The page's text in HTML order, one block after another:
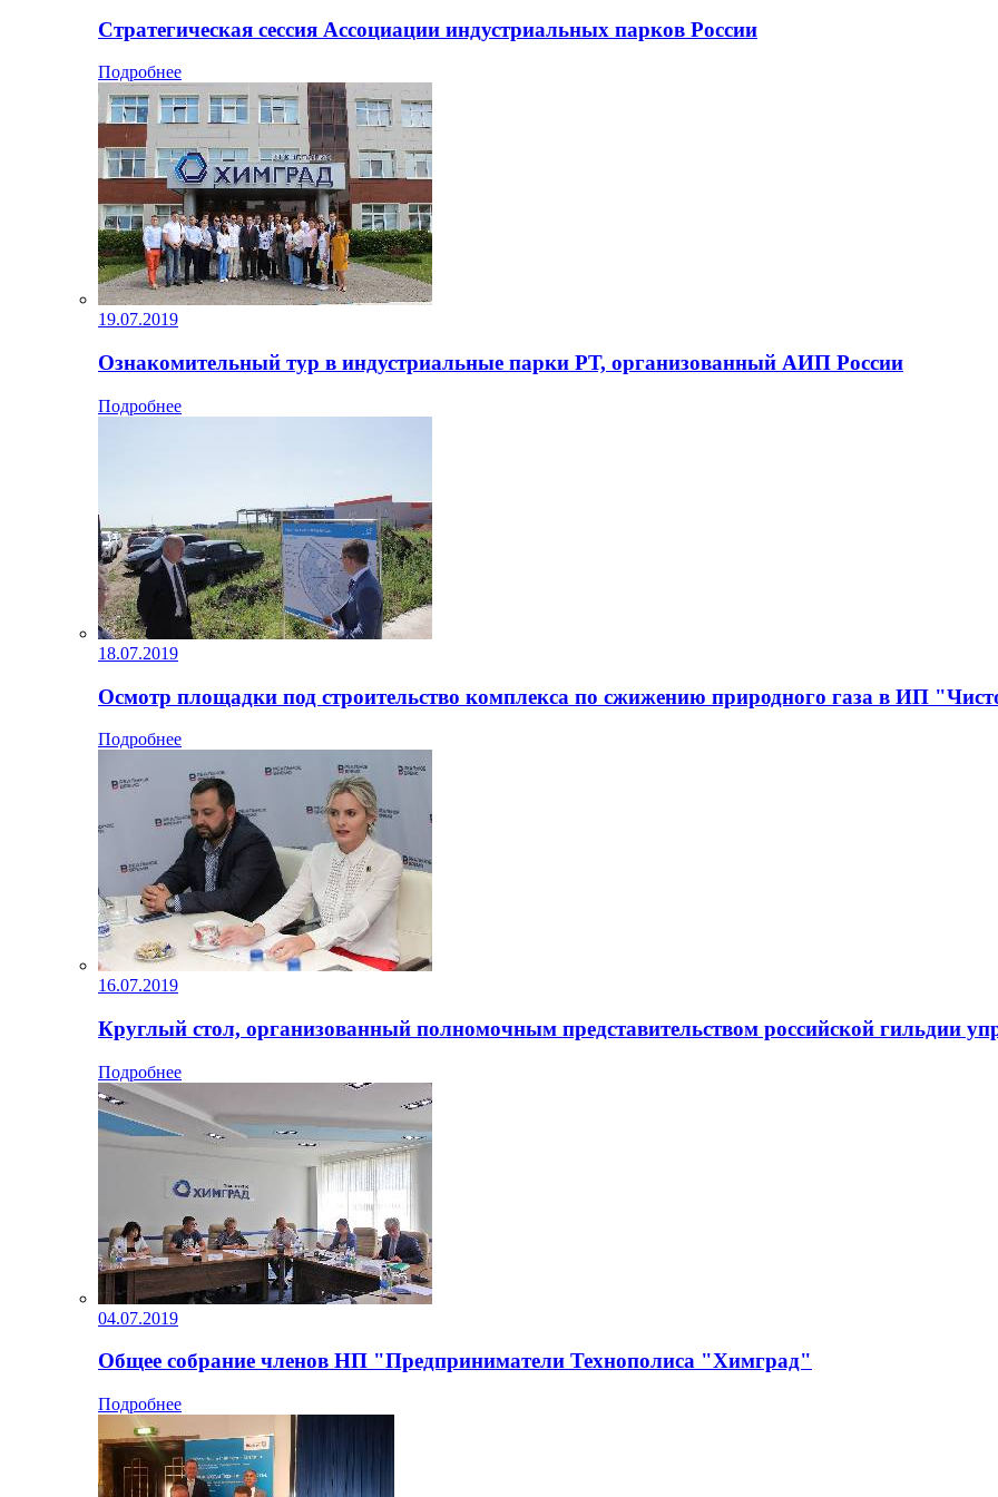
Стратегическая сессия Ассоциации индустриальных парков России
Подробнее
19.07.2019
Ознакомительный тур в индустриальные парки РТ, организованный АИП России
Подробнее
18.07.2019
Осмотр площадки под строительство комплекса по сжижению природного газа в ИП
Подробнее
16.07.2019
Круглый стол, организованный полномочным представительством российской гильдии
Подробнее
04.07.2019
Общее собрание членов НП "Предприниматели Технополиса "Химград"
Подробнее